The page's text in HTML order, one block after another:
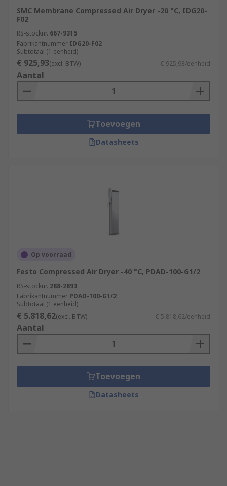
SMC Membrane Compressed Air Dryer -20 °C, IDG20-
F02
RS-stocknr. 667-9315
Fabrikantnummer IDG20-F02
Subtotaal (1 eenheid)
€ 925,93(excl. BTW) € 925,93/eenheid
Aantal
Toevoegen
Datasheets
Op voorraad
Festo Compressed Air Dryer -40 °C, PDAD-100-G1/2
RS-stocknr. 288-2893
Fabrikantnummer PDAD-100-G1/2
Subtotaal (1 eenheid)
€ 5.818,62(excl. BTW) € 5.818,62/eenheid
Aantal
Toevoegen
Datasheets